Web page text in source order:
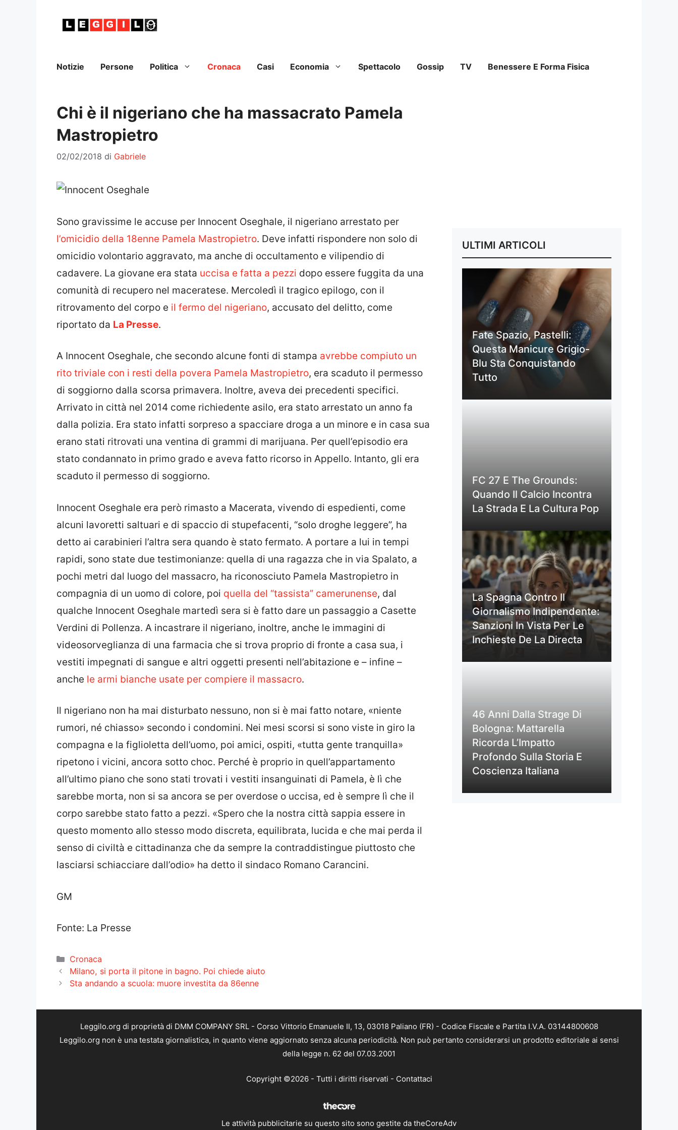
Notizie Persone Politica Cronaca Casi Economia Spettacolo Gossip TV Benessere E Forma Fisica
Chi è il nigeriano che ha massacrato Pamela
Mastropietro
02/02/2018 di Gabriele
Sono gravissime le accuse per Innocent Oseghale, il nigeriano arrestato per
l’omicidio della 18enne Pamela Mastropietro. Deve infatti rispondere non solo di
omicidio volontario aggravato, ma anche di occultamento e vilipendio di
cadavere. La giovane era stata uccisa e fatta a pezzi dopo essere fuggita da una
comunità di recupero nel maceratese. Mercoledì il tragico epilogo, con il
ritrovamento del corpo e il fermo del nigeriano, accusato del delitto, come
riportato da La Presse.
A Innocent Oseghale, che secondo alcune fonti di stampa avrebbe compiuto un
rito triviale con i resti della povera Pamela Mastropietro, era scaduto il permesso
di soggiorno dalla scorsa primavera. Inoltre, aveva dei precedenti specifici.
Arrivato in città nel 2014 come richiedente asilo, era stato arrestato un anno fa
dalla polizia. Era stato infatti sorpreso a spacciare droga a un minore e in casa sua
erano stati ritrovati una ventina di grammi di marijuana. Per quell’episodio era
stato condannato in primo grado e aveva fatto ricorso in Appello. Intanto, gli era
scaduto il permesso di soggiorno.
Innocent Oseghale era però rimasto a Macerata, vivendo di espedienti, come
alcuni lavoretti saltuari e di spaccio di stupefacenti, “solo droghe leggere”, ha
detto ai carabinieri l’altra sera quando è stato fermato. A portare a lui in tempi
rapidi, sono state due testimonianze: quella di una ragazza che in via Spalato, a
pochi metri dal luogo del massacro, ha riconosciuto Pamela Mastropietro in
compagnia di un uomo di colore, poi quella del “tassista” camerunense, dal
qualche Innocent Oseghale martedì sera si è fatto dare un passaggio a Casette
Verdini di Pollenza. A incastrare il nigeriano, inoltre, anche le immagini di
videosorveglianza di una farmacia che si trova proprio di fronte a casa sua, i
vestiti impegnati di sangue e altri oggetti presenti nell’abitazione e – infine –
anche le armi bianche usate per compiere il massacro.
Il nigeriano non ha mai disturbato nessuno, non si è mai fatto notare, «niente
rumori, né chiasso» secondo i condomini. Nei mesi scorsi si sono viste in giro la
compagna e la figlioletta dell’uomo, poi amici, ospiti, «tutta gente tranquilla»
ripetono i vicini, ancora sotto choc. Perché è proprio in quell’appartamento
all’ultimo piano che sono stati trovati i vestiti insanguinati di Pamela, è lì che
sarebbe morta, non si sa ancora se per overdose o uccisa, ed è sempre lì che il
corpo sarebbe stato fatto a pezzi. «Spero che la nostra città sappia essere in
questo momento allo stesso modo discreta, equilibrata, lucida e che mai perda il
senso di civiltà e cittadinanza che da sempre la contraddistingue piuttosto che
lasciarsi schiacciare dall’odio» ha detto il sindaco Romano Carancini.
GM
Fonte: La Presse
Categorie
Cronaca
Milano, si porta il pitone in bagno. Poi chiede aiuto
Sta andando a scuola: muore investita da 86enne
ULTIMI ARTICOLI
Fate Spazio, Pastelli:
Questa Manicure Grigio-
Blu Sta Conquistando
Tutto
FC 27 E The Grounds:
Quando Il Calcio Incontra
La Strada E La Cultura Pop
La Spagna Contro Il
Giornalismo Indipendente:
Sanzioni In Vista Per Le
Inchieste De La Directa
46 Anni Dalla Strage Di
Bologna: Mattarella
Ricorda L’Impatto
Profondo Sulla Storia E
Coscienza Italiana
Leggilo.org di proprietà di DMM COMPANY SRL - Corso Vittorio Emanuele II, 13, 03018 Paliano (FR) - Codice Fiscale e Partita I.V.A. 03144800608
Leggilo.org non è una testata giornalistica, in quanto viene aggiornato senza alcuna periodicità. Non può pertanto considerarsi un prodotto editoriale ai sensi
della legge n. 62 del 07.03.2001
Copyright ©2026 - Tutti i diritti riservati - Contattaci
Le attività pubblicitarie su questo sito sono gestite da theCoreAdv